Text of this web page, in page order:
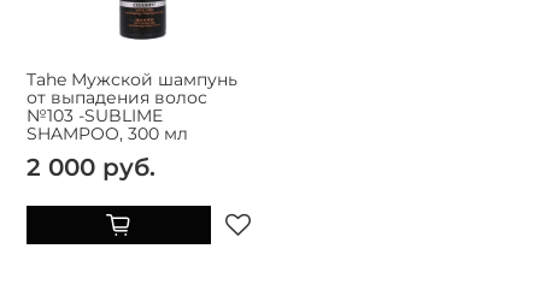
Tahe Мужской шампунь
от выпадения волос
№103 -SUBLIME
SHAMPOO, 300 мл
2 000 руб.